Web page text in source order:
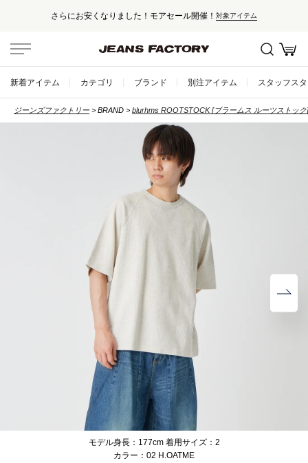
さらにお安くなりました！モアセール開催！ 対象アイテム
新着アイテム カテゴリ ブランド 別注アイテム スタッフス
ジーンズファクトリー BRAND blurhms ROOTSTOCK [ブラームス ルーツストック]
モデル身長：177cm 着用サイズ：2
02 H.OATME